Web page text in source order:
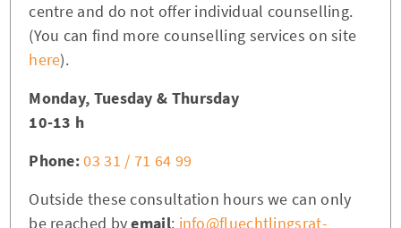
centre and do not offer individual counselling.
(You can find more counselling services on site
here).
Monday, Tuesday & Thursday
10-13 h
Phone:03 31 / 71 64 99
Outside these consultation hours we can only
be reached byemail: info@fluechtlingsrat-